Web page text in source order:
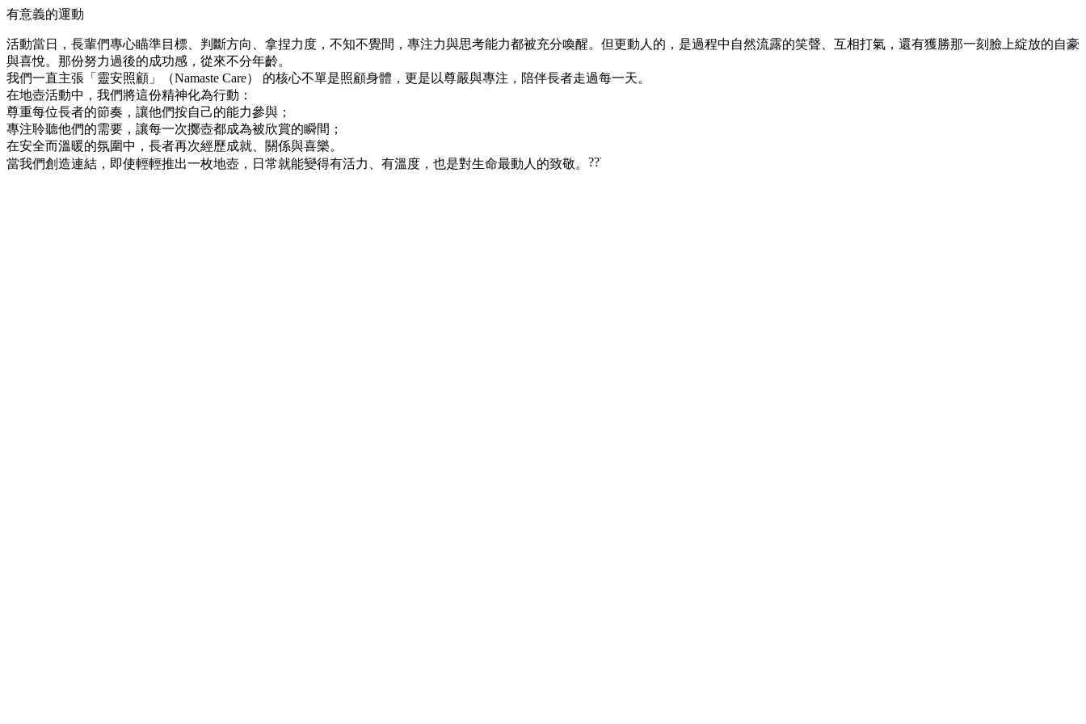
有意義的運動
活動當日，長輩們專心瞄準目標、判斷方向、拿捏力度，不知不覺間，專注力與思考能力都被充分喚醒。但更動人的，是過程中自然流露的笑聲、互相打氣，還有獲勝那一刻臉上綻放的自豪
與喜悅。那份努力過後的成功感，從來不分年齡。
我們一直主張「靈安照顧」（Namaste Care） 的核心不單是照顧身體，更是以尊嚴與專注，陪伴長者走過每一天。
在地壺活動中，我們將這份精神化為行動：
尊重每位長者的節奏，讓他們按自己的能力參與；
專注聆聽他們的需要，讓每一次擲壺都成為被欣賞的瞬間；
在安全而溫暖的氛圍中，長者再次經歷成就、關係與喜樂。
當我們創造連結，即使輕輕推出一枚地壺，日常就能變得有活力、有溫度，也是對生命最動人的致敬。